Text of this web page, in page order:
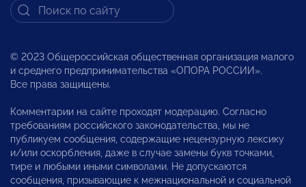
© 2023 Общероссийская общественная организация малого
и среднего предпринимательства «ОПОРА РОССИИ».
Все права защищены.
Комментарии на сайте проходят модерацию. Согласно
требованиям российского законодательства, мы не
публикуем сообщения, содержащие нецензурную лексику
и/или оскорбления, даже в случае замены букв точками,
тире и любыми иными символами. Не допускаются
сообщения, призывающие к межнациональной и социальной